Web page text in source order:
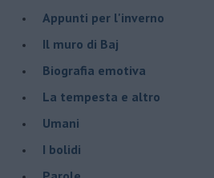
Appunti per l'inverno
Il muro di Baj
Biografia emotiva
La tempesta e altro
Umani
I bolidi